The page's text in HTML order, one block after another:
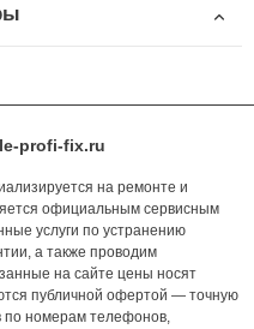
profi-fix.ru
на ремонте и
официальным сервисным
услуги по устранению
а также проводим
на сайте цены носят
публичной офертой — точную
по номерам телефонов,